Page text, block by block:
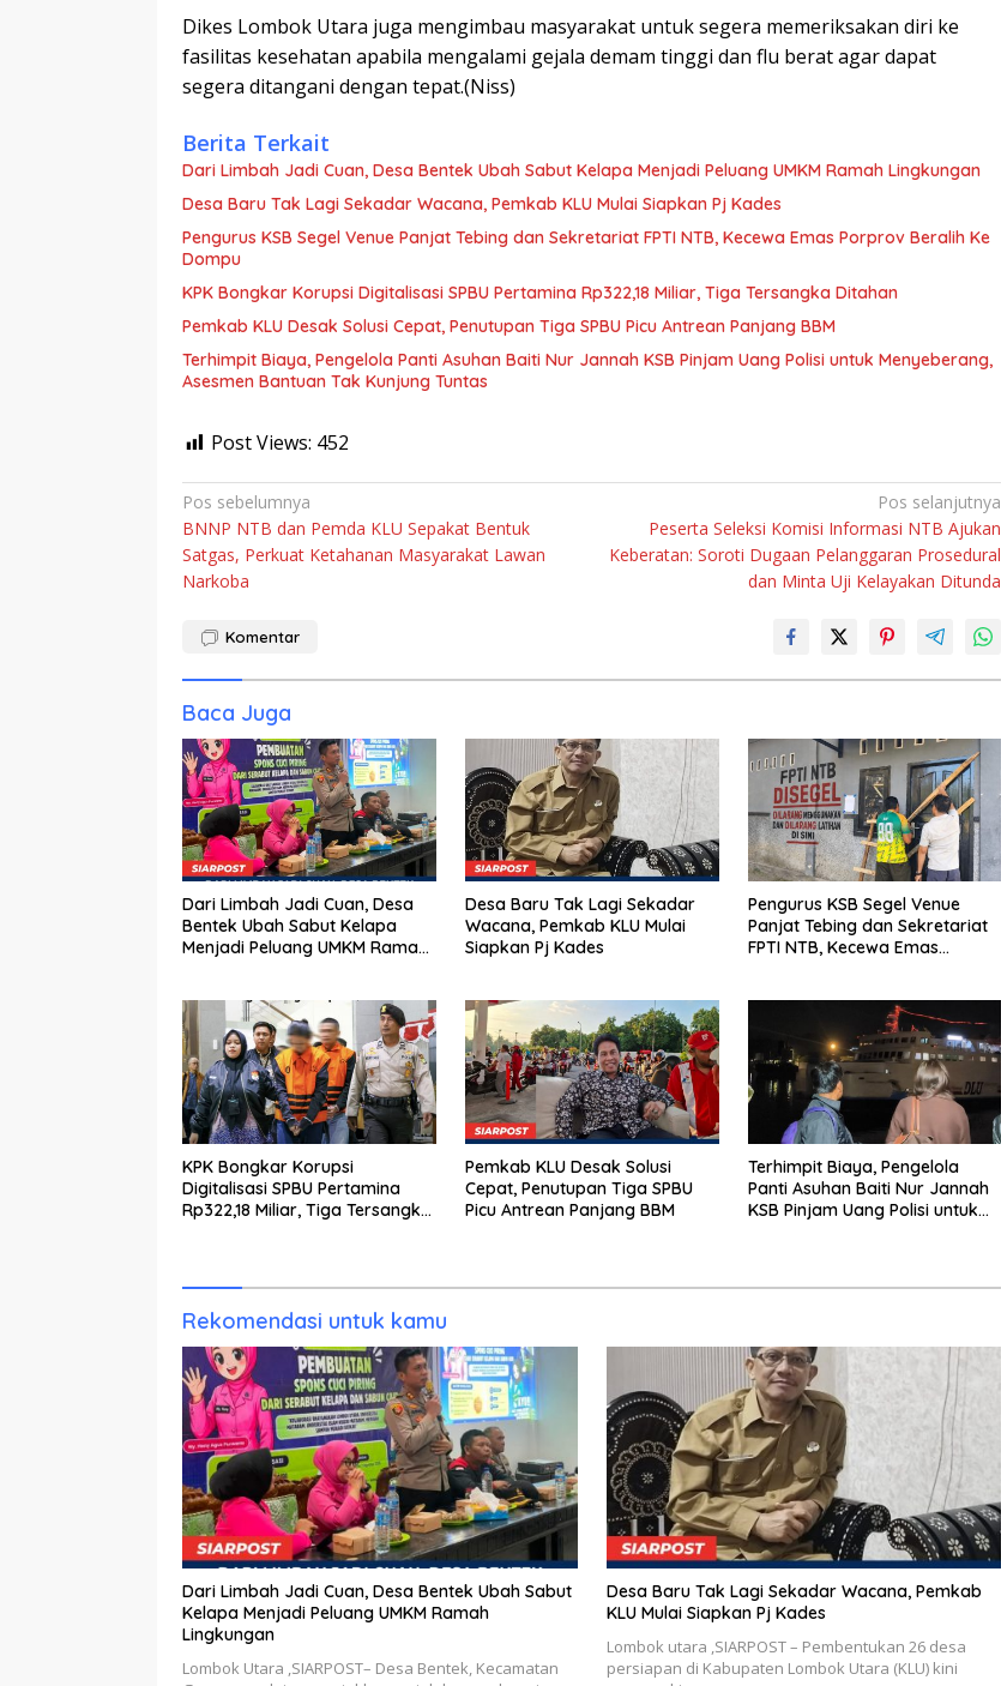
‎Dikes Lombok Utara juga mengimbau masyarakat untuk segera memeriksakan diri ke
fasilitas kesehatan apabila mengalami gejala demam tinggi dan flu berat agar dapat
segera ditangani dengan tepat.(Niss)
Berita Terkait
Dari Limbah Jadi Cuan, Desa Bentek Ubah Sabut Kelapa Menjadi Peluang UMKM Ramah Lingkungan
Desa Baru Tak Lagi Sekadar Wacana, Pemkab KLU Mulai Siapkan Pj Kades
Pengurus KSB Segel Venue Panjat Tebing dan Sekretariat FPTI NTB, Kecewa Emas Porprov Beralih Ke
Dompu
KPK Bongkar Korupsi Digitalisasi SPBU Pertamina Rp322,18 Miliar, Tiga Tersangka Ditahan
Pemkab KLU Desak Solusi Cepat, Penutupan Tiga SPBU Picu Antrean Panjang BBM
Terhimpit Biaya, Pengelola Panti Asuhan Baiti Nur Jannah KSB Pinjam Uang Polisi untuk Menyeberang,
Asesmen Bantuan Tak Kunjung Tuntas
Post Views: 452
Navigasi
pos
Pos sebelumnya
‎BNNP NTB dan Pemda KLU Sepakat Bentuk
Satgas, Perkuat Ketahanan Masyarakat Lawan
Narkoba
Pos selanjutnya
Peserta Seleksi Komisi Informasi NTB Ajukan
Keberatan: Soroti Dugaan Pelanggaran Prosedural
dan Minta Uji Kelayakan Ditunda
Komentar
Baca Juga
Dari Limbah Jadi Cuan, Desa
Bentek Ubah Sabut Kelapa
Menjadi Peluang UMKM Ramah
Desa Baru Tak Lagi Sekadar
Wacana, Pemkab KLU Mulai
Siapkan Pj Kades
Pengurus KSB Segel Venue
Panjat Tebing dan Sekretariat
FPTI NTB, Kecewa Emas
KPK Bongkar Korupsi
Digitalisasi SPBU Pertamina
Rp322,18 Miliar, Tiga Tersangka
Pemkab KLU Desak Solusi
Cepat, Penutupan Tiga SPBU
Picu Antrean Panjang BBM
Terhimpit Biaya, Pengelola
Panti Asuhan Baiti Nur Jannah
KSB Pinjam Uang Polisi untuk
Rekomendasi untuk kamu
Dari Limbah Jadi Cuan, Desa Bentek Ubah Sabut
Kelapa Menjadi Peluang UMKM Ramah
Lingkungan
Lombok Utara ,SIARPOST– Desa Bentek, Kecamatan
Desa Baru Tak Lagi Sekadar Wacana, Pemkab
KLU Mulai Siapkan Pj Kades
Lombok utara ,SIARPOST – Pembentukan 26 desa
persiapan di Kabupaten Lombok Utara (KLU) kini